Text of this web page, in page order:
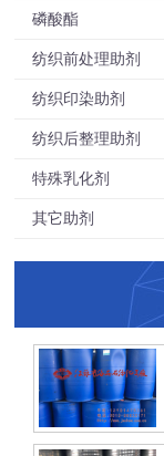
磷酸酯
纺织前处理助剂
纺织印染助剂
纺织后整理助剂
特殊乳化剂
其它助剂